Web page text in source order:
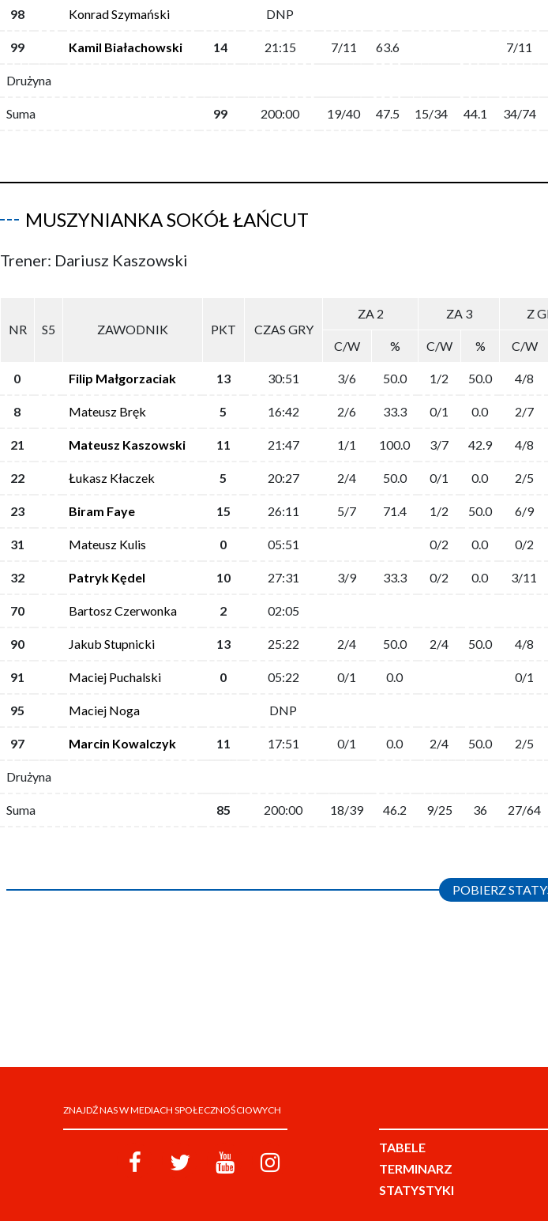
98 Konrad Szymański DNP
99 Kamil Białachowski 14 21:15 7/11 63.6 7/11
Drużyna
Suma 99 200:00 19/40 47.5 15/34 44.1 34/74
MUSZYNIANKA SOKÓŁ ŁAŃCUT
Trener: Dariusz Kaszowski
NR S5 ZAWODNIK PKT CZAS GRY
ZA 2 ZA 3 Z
C/W
% C/W % C/W
0 Filip Małgorzaciak 13 30:51 3/6 50.0 1/2 50.0 4/8
8 Mateusz Bręk 5 16:42 2/6 33.3 0/1 0.0 2/7
21 Mateusz Kaszowski 11 21:47 1/1 100.0 3/7 42.9 4/8
22 Łukasz Kłaczek 5 20:27 2/4 50.0 0/1 0.0 2/5
23 Biram Faye 15 26:11 5/7 71.4 1/2 50.0 6/9
31 Mateusz Kulis 0 05:51 0/2 0.0 0/2
32 Patryk Kędel 10 27:31 3/9 33.3 0/2 0.0 3/11
70 Bartosz Czerwonka 2 02:05
90 Jakub Stupnicki 13 25:22 2/4 50.0 2/4 50.0 4/8
91 Maciej Puchalski 0 05:22 0/1 0.0 0/1
95 Maciej Noga DNP
97 Marcin Kowalczyk 11 17:51 0/1 0.0 2/4 50.0 2/5
Drużyna
Suma 85 200:00 18/39 46.2 9/25 36 27/64
POBIERZ
ZNAJDŹ NAS W MEDIACH SPOŁECZNOŚCIOWYCH
TABELE
TERMINARZ
STATYSTYKI